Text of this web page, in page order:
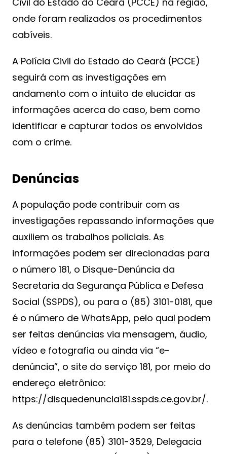
onde foram realizados os procedimentos
cabíveis.
A Polícia Civil do Estado do Ceará (PCCE)
seguirá com as investigações em
andamento com o intuito de elucidar as
informações acerca do caso, bem como
identificar e capturar todos os envolvidos
com o crime.
Denúncias
A população pode contribuir com as
investigações repassando informações que
auxiliem os trabalhos policiais. As
informações podem ser direcionadas para
o número 181, o Disque-Denúncia da
Secretaria da Segurança Pública e Defesa
Social (SSPDS), ou para o (85) 3101-0181, que
é o número de WhatsApp, pelo qual podem
ser feitas denúncias via mensagem, áudio,
vídeo e fotografia ou ainda via “e-
denúncia”, o site do serviço 181, por meio do
endereço eletrônico:
https://disquedenuncia181.sspds.ce.gov.br/.
As denúncias também podem ser feitas
para o telefone (85) 3101-3529, Delegacia